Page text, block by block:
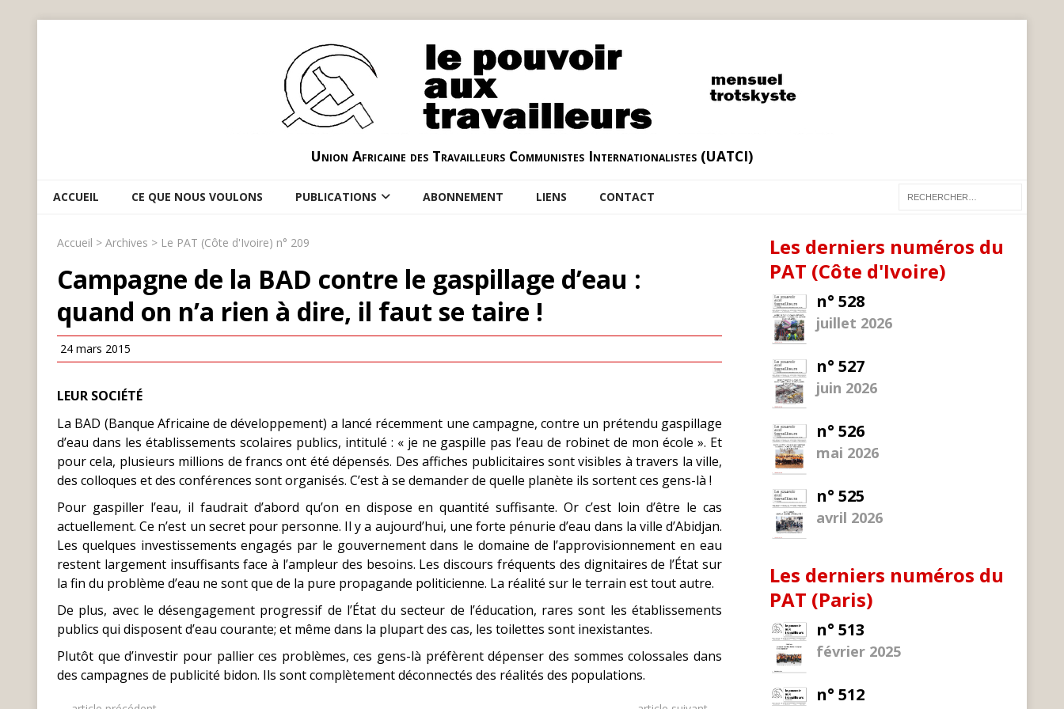
Union Africaine des Travailleurs Communistes Internationalistes (UATCI)
ACCUEIL CE QUE NOUS VOULONS PUBLICATIONS ABONNEMENT LIENS CONTACT
Accueil > Archives > Le PAT (Côte d'Ivoire) n° 209
Campagne de la BAD contre le gaspillage d’eau :
quand on n’a rien à dire, il faut se taire !
24 mars 2015
LEUR SOCIÉTÉ
La BAD (Banque Africaine de développement) a lancé récemment une campagne, contre un prétendu gaspillage
d’eau dans les établissements scolaires publics, intitulé : « je ne gaspille pas l’eau de robinet de mon école ». Et
pour cela, plusieurs millions de francs ont été dépensés. Des affiches publicitaires sont visibles à travers la ville,
des colloques et des conférences sont organisés. C’est à se demander de quelle planète ils sortent ces gens-là !
Pour gaspiller l’eau, il faudrait d’abord qu’on en dispose en quantité suffisante. Or c’est loin d’être le cas
actuellement. Ce n’est un secret pour personne. Il y a aujourd’hui, une forte pénurie d’eau dans la ville d’Abidjan.
Les quelques investissements engagés par le gouvernement dans le domaine de l’approvisionnement en eau
restent largement insuffisants face à l’ampleur des besoins. Les discours fréquents des dignitaires de l’État sur
la fin du problème d’eau ne sont que de la pure propagande politicienne. La réalité sur le terrain est tout autre.
De plus, avec le désengagement progressif de l’État du secteur de l’éducation, rares sont les établissements
publics qui disposent d’eau courante; et même dans la plupart des cas, les toilettes sont inexistantes.
Plutôt que d’investir pour pallier ces problèmes, ces gens-là préfèrent dépenser des sommes colossales dans
des campagnes de publicité bidon. Ils sont complètement déconnectés des réalités des populations.
Les derniers numéros du
PAT (Côte d'Ivoire)
n° 528
juillet 2026
n° 527
juin 2026
n° 526
mai 2026
n° 525
avril 2026
Les derniers numéros du
PAT (Paris)
n° 513
février 2025
n° 512